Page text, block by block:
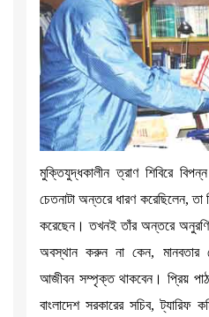
মুক্তিযুদ্ধকালীন ত্রাণ শিবিরে
চেতনাটা অন্তরে ধারণ করেছিলেন, তা
করেছেন। তখনই তাঁর অন্তরে
অবস্থান করুন না কেন, মানবতার
আজীবন সম্পৃক্ত থাকবেন। প্রিয়
বাংলাদেশ সরকারের সচিব, ট্যারিফ